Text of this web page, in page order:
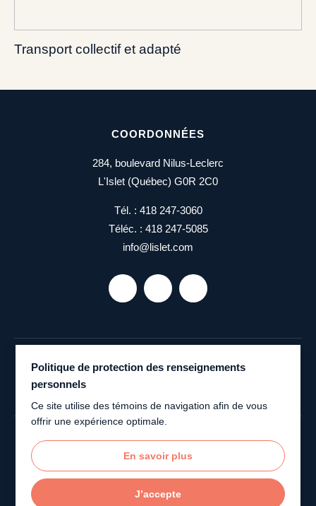
Politique de protection des renseignements
personnels
Ce site utilise des témoins de navigation afin de vous
offrir une expérience optimale.
En savoir plus
J’accepte
Transport collectif et adapté
COORDONNÉES
284, boulevard Nilus-Leclerc
L'Islet (Québec) G0R 2C0
Tél. : 418 247-3060
Téléc. : 418 247-5085
info@lislet.com
Municipalité de L’Islet © 2026 Tous droits réservés
Plan du site
#Blankonumérique